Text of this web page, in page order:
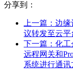
分享到：
上一篇： 边缘
议转发至云平
下一篇： 化工
远程网关和
系统进行通讯